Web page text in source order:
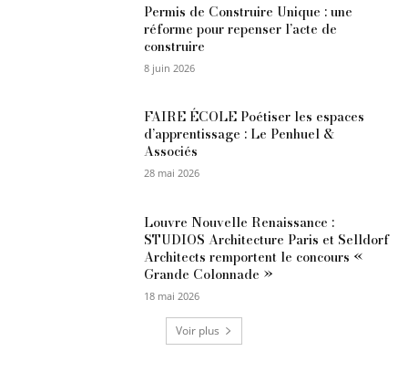
Permis de Construire Unique : une
réforme pour repenser l’acte de
construire
8 juin 2026
FAIRE ÉCOLE Poétiser les espaces
d’apprentissage : Le Penhuel &
Associés
28 mai 2026
Louvre Nouvelle Renaissance :
STUDIOS Architecture Paris et Selldorf
Architects remportent le concours «
Grande Colonnade »
18 mai 2026
Voir plus